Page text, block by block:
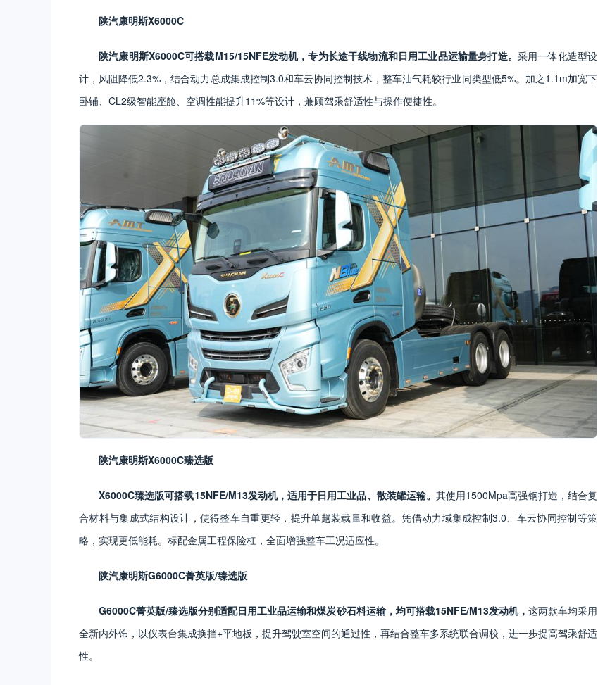
陕汽康明斯X6000C
陕汽康明斯X6000C可搭载M15/15NFE发动机，专为长途干线物流和日用工业品运输量身打造。 采用一体化造型设
计，风阻降低2.3%，结合动力总成集成控制3.0和车云协同控制技术，整车油气耗较行业同类型低5%。加之1.1m加宽下
卧铺、CL2级智能座舱、空调性能提升11%等设计，兼顾驾乘舒适性与操作便捷性。
陕汽康明斯X6000C臻选版
X6000C臻选版可搭载15NFE/M13发动机，适用于日用工业品、散装罐运输。其使用1500Mpa高强钢打造，结合复
合材料与集成式结构设计，使得整车自重更轻，提升单趟装载量和收益。凭借动力域集成控制3.0、车云协同控制等策
略，实现更低能耗。标配金属工程保险杠，全面增强整车工况适应性。
陕汽康明斯G6000C菁英版/臻选版
G6000C菁英版/臻选版分别适配日用工业品运输和煤炭砂石料运输，均可搭载15NFE/M13发动机， 这两款车均采用
全新内外饰，以仪表台集成换挡+平地板，提升驾驶室空间的通过性，再结合整车多系统联合调校，进一步提高驾乘舒适
性。